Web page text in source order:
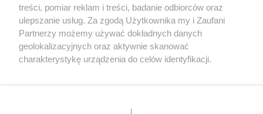
treści, pomiar reklam i treści, badanie odbiorców oraz
ulepszanie usług. Za zgodą Użytkownika my i Zaufani
Partnerzy możemy używać dokładnych danych
geolokalizacyjnych oraz aktywnie skanować
charakterystykę urządzenia do celów identyfikacji.
zmienić/wycofać klikając przycisk ustawień prywatności